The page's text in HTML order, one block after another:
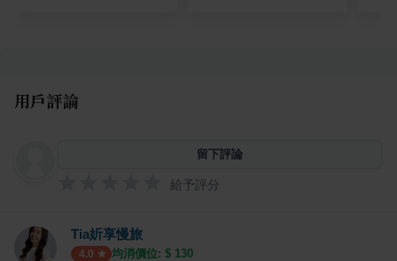
用戶評論
留下評論
給予評分
Tia妡享慢旅
4.0 均消價位: $ 130